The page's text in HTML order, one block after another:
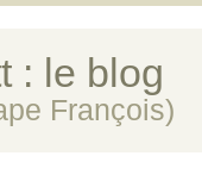
: le blog
François)